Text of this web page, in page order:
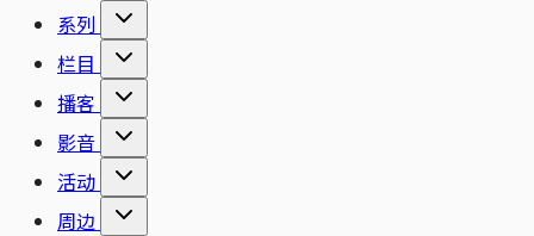
系列
栏目
播客
影音
活动
周边